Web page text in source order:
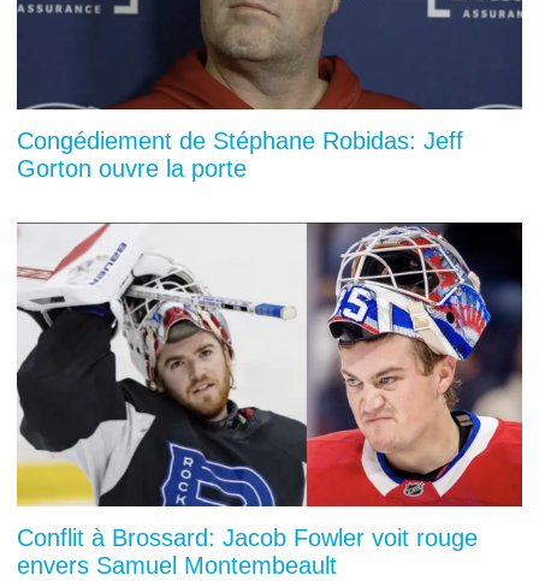
Congédiement de Stéphane Robidas: Jeff
Gorton ouvre la porte
Conflit à Brossard: Jacob Fowler voit rouge
envers Samuel Montembeault